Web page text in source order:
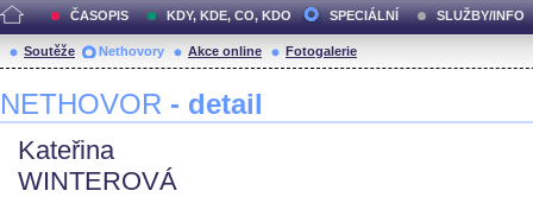
ČASOPIS KDY, KDE, CO, KDO SPECIÁLNÍ SLUŽBY/INFO
Soutěže Nethovory Akce online Fotogalerie
NETHOVOR - detail
Kateřina
WINTEROVÁ